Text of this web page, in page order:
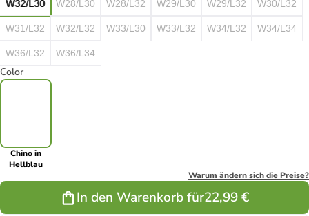
W32/L30
W28/L30 W28/L32 W29/L30 W29/L32 W30/L32
W31/L32 W32/L32 W33/L30 W33/L32 W34/L32 W34/L34
W36/L32 W36/L34
Color
Chino in
Hellblau
Warum ändern sich die Preise?
In den Warenkorb für22,99 €